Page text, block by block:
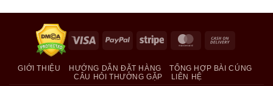
Visa PayPal Stripe MasterCard
Delivery
GIỚI THIỆU HƯỚNG DẪN ĐẶT HÀNG
TỔNG HỢP BÀI CÚNG
CÂU HỎI THƯỜNG GẶP
LIÊN HỆ